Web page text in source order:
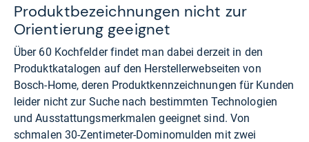
Produktbezeichnungen nicht zur
Orientierung geeignet
Über 60 Kochfelder findet man dabei derzeit in den
Produktkatalogen auf den Herstellerwebseiten von
Bosch-Home, deren Produktkennzeichnungen für Kunden
leider nicht zur Suche nach bestimmten Technologien
und Ausstattungsmerkmalen geeignet sind. Von
schmalen 30-Zentimeter-Dominomulden mit zwei